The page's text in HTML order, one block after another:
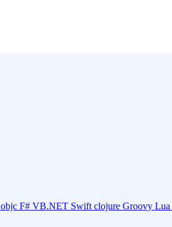
objc F# VB.NET Swift clojure Groovy Lua